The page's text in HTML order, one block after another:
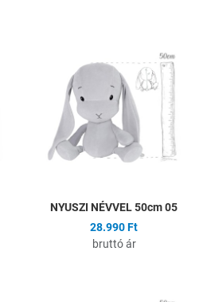
Összehasonlítás
Gyors nézet
NYUSZI NÉVVEL 50cm 05
28.990 Ft
bruttó ár